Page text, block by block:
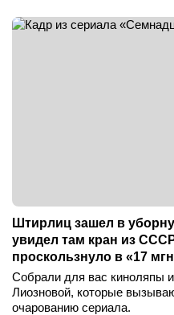
Штирлиц зашел в
увидел там кран из
проскользнуло в «17
Собрали для вас киноляпы
Лиозновой, которые
очарованию сериала.